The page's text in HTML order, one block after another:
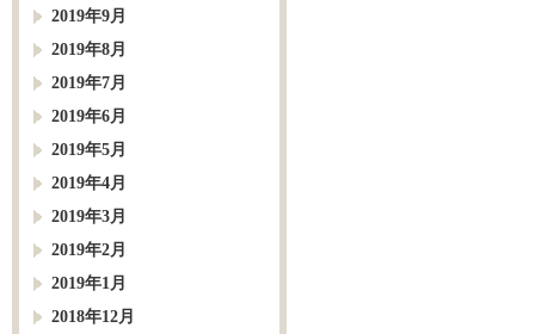
2019年9月
2019年8月
2019年7月
2019年6月
2019年5月
2019年4月
2019年3月
2019年2月
2019年1月
2018年12月